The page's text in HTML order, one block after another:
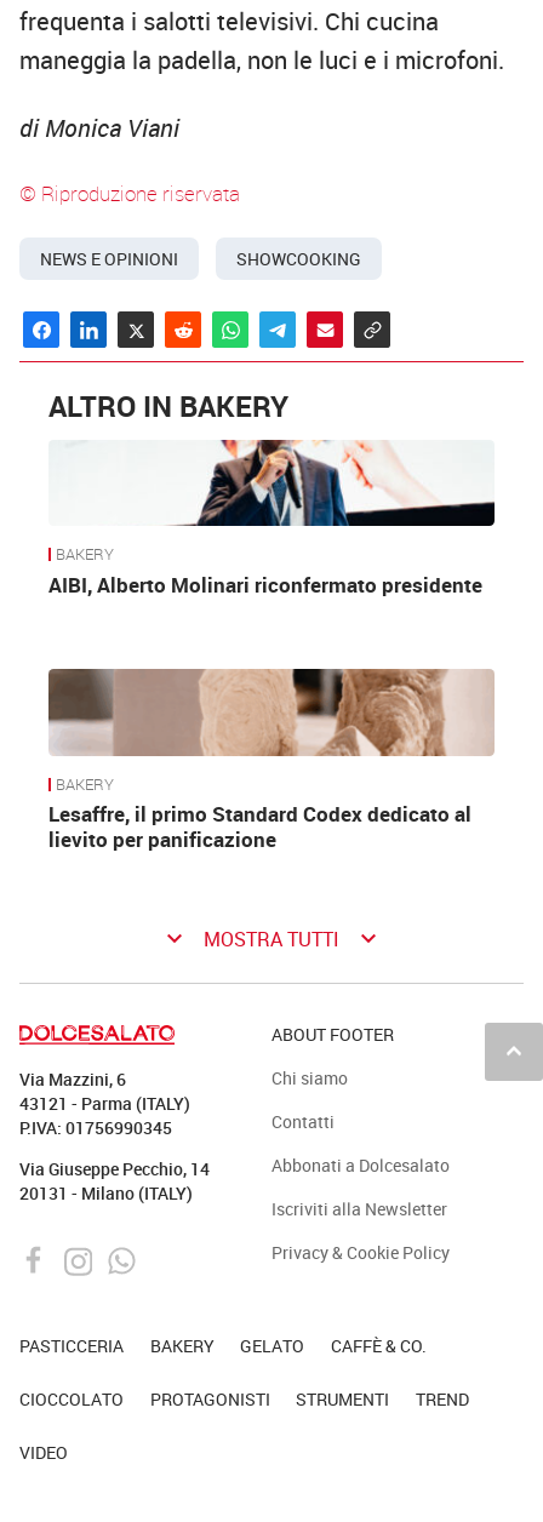
frequenta i salotti televisivi. Chi cucina
maneggia la padella, non le luci e i microfoni.
di Monica Viani
© Riproduzione riservata
NEWS E OPINIONI SHOWCOOKING
ALTRO IN BAKERY
BAKERY
AIBI, Alberto Molinari riconfermato presidente
BAKERY
Lesaffre, il primo Standard Codex dedicato al
lievito per panificazione
keyboard_arrow_down MOSTRA TUTTI keyboard_arrow_down
keyboard_arrow_up
Via Mazzini, 6
43121 - Parma (ITALY)
P.IVA: 01756990345
Via Giuseppe Pecchio, 14
20131 - Milano (ITALY)
ABOUT FOOTER
Chi siamo
Contatti
Abbonati a Dolcesalato
Iscriviti alla Newsletter
Privacy & Cookie Policy
PASTICCERIA BAKERY GELATO CAFFÈ & CO.
CIOCCOLATO PROTAGONISTI STRUMENTI TREND
VIDEO